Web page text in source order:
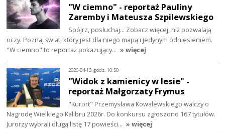
"W ciemno" - reportaż Pauliny
Zaremby i Mateusza Szpilewskiego
Spójrz, posłuchaj… Zobacz więcej, niż pozwalają
oczy. Poznaj świat, który jest dla niego mapą i jedynym odniesieniem.
"W ciemno" to reportaż pokazujący… » więcej
2026-04-13, godz. 10:50
"Widok z kamienicy w lesie" -
reportaż Małgorzaty Frymus
"Kurort" Przemysława Kowalewskiego walczy o
Nagrodę Wielkiego Kalibru 2026r. Do konkursu zgłoszono 167 tytułów.
Jurorzy wybrali długą listę 17 powieści… » więcej